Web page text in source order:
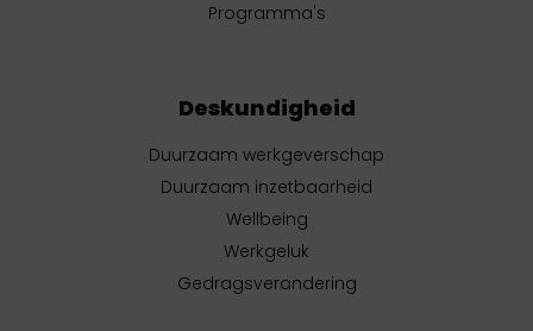
Programma's
Deskundigheid
Duurzaam werkgeverschap
Duurzaam inzetbaarheid
Wellbeing
Werkgeluk
Gedragsverandering